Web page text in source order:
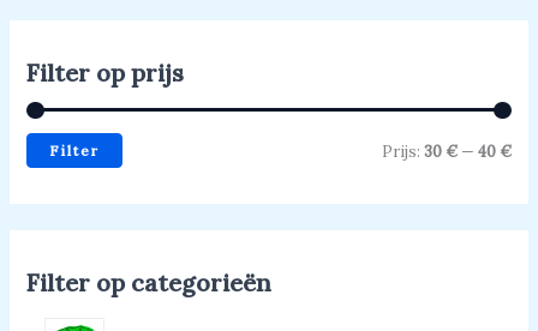
Filter op prijs
Filter Prijs: 30 €— 40 €
Filter op categorieën